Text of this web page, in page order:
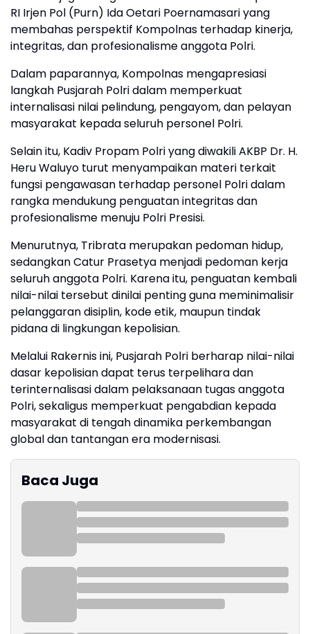
RI Irjen Pol (Purn) Ida Oetari Poernamasari yang
membahas perspektif Kompolnas terhadap kinerja,
integritas, dan profesionalisme anggota Polri.
Dalam paparannya, Kompolnas mengapresiasi
langkah Pusjarah Polri dalam memperkuat
internalisasi nilai pelindung, pengayom, dan pelayan
masyarakat kepada seluruh personel Polri.
Selain itu, Kadiv Propam Polri yang diwakili AKBP Dr. H.
Heru Waluyo turut menyampaikan materi terkait
fungsi pengawasan terhadap personel Polri dalam
rangka mendukung penguatan integritas dan
profesionalisme menuju Polri Presisi.
Menurutnya, Tribrata merupakan pedoman hidup,
sedangkan Catur Prasetya menjadi pedoman kerja
seluruh anggota Polri. Karena itu, penguatan kembali
nilai-nilai tersebut dinilai penting guna meminimalisir
pelanggaran disiplin, kode etik, maupun tindak
pidana di lingkungan kepolisian.
Melalui Rakernis ini, Pusjarah Polri berharap nilai-nilai
dasar kepolisian dapat terus terpelihara dan
terinternalisasi dalam pelaksanaan tugas anggota
Polri, sekaligus memperkuat pengabdian kepada
masyarakat di tengah dinamika perkembangan
global dan tantangan era modernisasi.
Baca Juga